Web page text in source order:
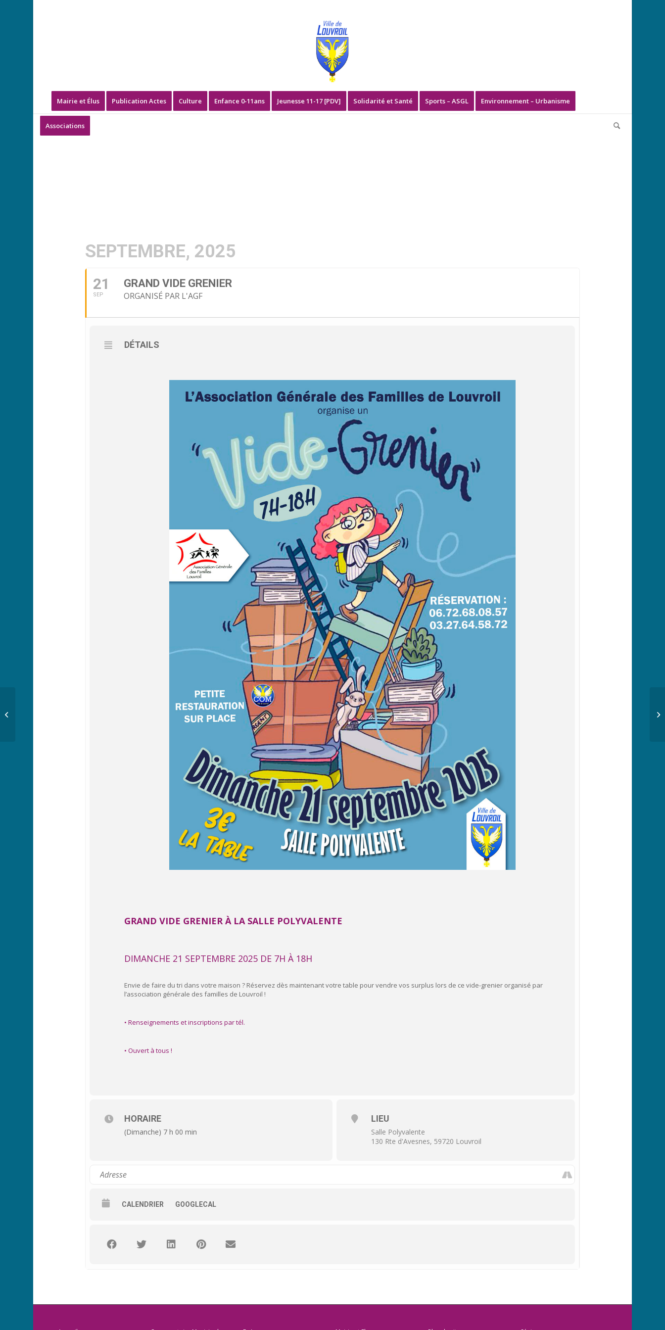
Mairie et Élus Publication Actes Culture Enfance 0-11ans Jeunesse 11-17 [PDV] Solidarité et Santé Sports – ASGL Environnement – Urbanisme
Associations
SEPTEMBRE, 2025
21
SEP
GRAND VIDE GRENIER
ORGANISÉ PAR L'AGF
DÉTAILS
GRAND VIDE GRENIER À LA SALLE POLYVALENTE
DIMANCHE 21 SEPTEMBRE 2025 DE 7H À 18H
Envie de faire du tri dans votre maison ? Réservez dès maintenant votre table pour vendre vos surplus lors de ce vide-grenier organisé par
l’association générale des familles de Louvroil !
• Renseignements et inscriptions par tél.
• Ouvert à tous !
HORAIRE
(Dimanche) 7 h 00 min
LIEU
Salle Polyvalente
130 Rte d'Avesnes, 59720 Louvroil
CALENDRIER GOOGLECAL